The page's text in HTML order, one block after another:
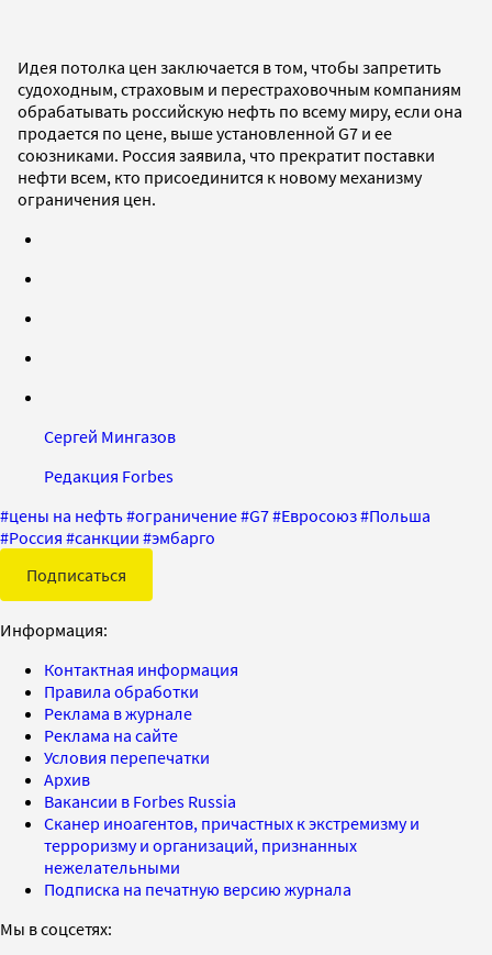
Идея потолка цен заключается в том, чтобы запретить
судоходным, страховым и перестраховочным компаниям
обрабатывать российскую нефть по всему миру, если она
продается по цене, выше установленной G7 и ее
союзниками. Россия заявила, что прекратит поставки
нефти всем, кто присоединится к новому механизму
ограничения цен.
Сергей Мингазов
Редакция Forbes
#цены на нефть#ограничение#G7#Евросоюз#Польша
#Россия #санкции #эмбарго
Подписаться
Информация:
Контактная информация
Правила обработки
Реклама в журнале
Реклама на сайте
Условия перепечатки
Архив
Вакансии в Forbes Russia
Сканер иноагентов, причастных к экстремизму и
терроризму и организаций, признанных
нежелательными
Подписка на печатную версию журнала
Мы в соцсетях: